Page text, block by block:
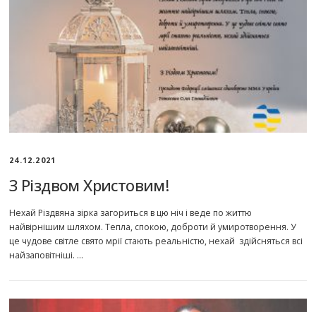
24.12.2021
З Різдвом Христовим!
Нехай Різдвяна зірка загориться в цю ніч і веде по життю
найвірнішим шляхом. Тепла, спокою, доброти й умиротворення. У
це чудове світле свято мрії стають реальністю, нехай здійсняться всі
найзаповітніші. …